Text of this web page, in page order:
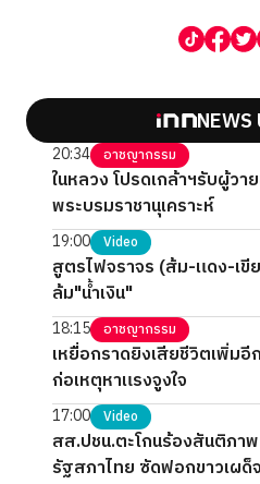
NEWS
20:34 อาชญากรรม
ในหลวง โปรดเกล้าฯรับผู้วา
พระบรมราชานุเคราะห์
19:00 Video
สูตรไฟจราจร (ส้ม-แดง-เขี
ล้ม"น้ำเงิน"
18:15 อาชญากรรม
เหยื่อกราดยิงเสียชีวิตเพิ่ม
ก่อเหตุหาแรงจูงใจ
17:00 Video
สส.ปชน.ตะโกนร้องสันติภา
รัฐสภาไทย ซัดฟอกขาวเผด็